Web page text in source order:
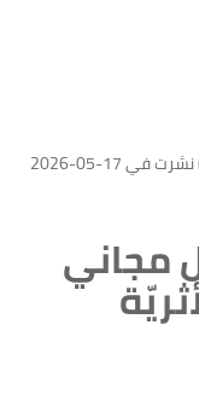
2026-05-17 نشرت في
دخول مجاني